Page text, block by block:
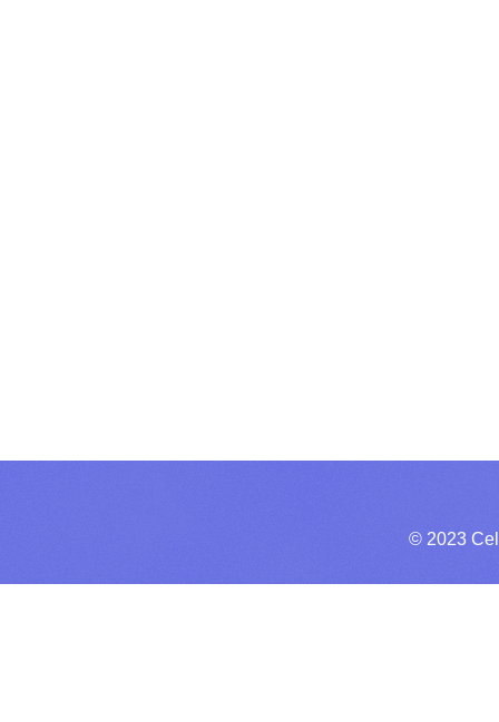
© 2023